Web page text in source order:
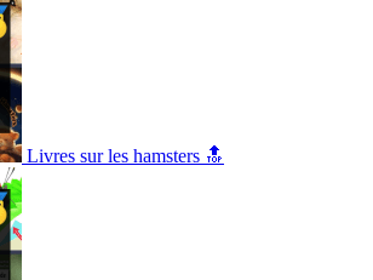
Livres sur les hamsters 🔝